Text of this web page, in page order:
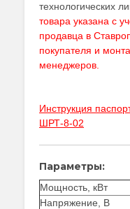
технологических
товара указана с
продавца в
покупателя и
менеджеров
Инструкция
ШРТ-8-02
Параметры:
Мощность, кВт
Напряжение, В